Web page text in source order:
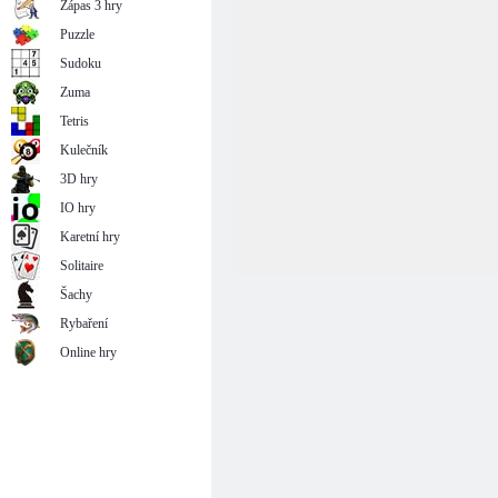
Zápas 3 hry
Puzzle
Sudoku
Zuma
Tetris
Kulečník
3D hry
IO hry
Karetní hry
Solitaire
Šachy
Rybaření
Online hry